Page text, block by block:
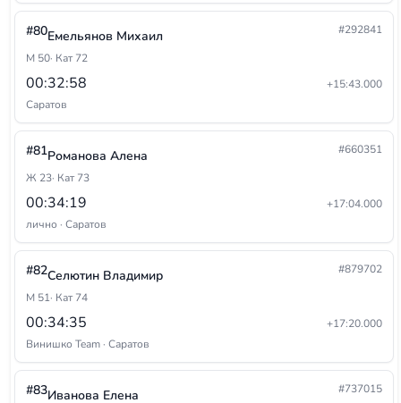
#80Емельянов Михаил
#292841
М 50· Кат 72
00:32:58
+15:43.000
Саратов
#81Романова Алена
#660351
Ж 23· Кат 73
00:34:19
+17:04.000
лично · Саратов
#82Селютин Владимир
#879702
М 51· Кат 74
00:34:35
+17:20.000
Винишко Team · Саратов
#83Иванова Елена #737015